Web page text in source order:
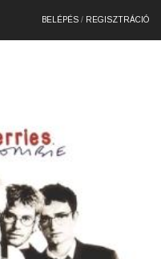
BELÉPÉS / REGISZTRÁCIÓ